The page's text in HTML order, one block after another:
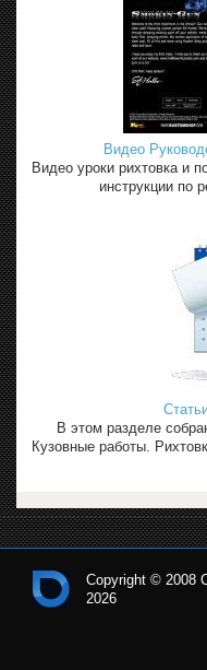
Видео
Видео уроки рихтовка и
инструкции по
В этом разделе
Кузовные работы.
Copyright © 2008
2026